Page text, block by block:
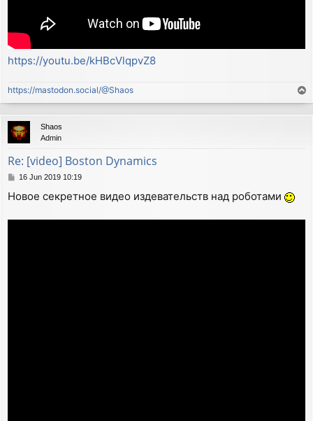
https://youtu.be/kHBcVlqpvZ8
https://mastodon.social/@Shaos
o
p
Shaos
Admin
Re: [video] Boston Dynamics
P
s
16 Jun 2019 10:19
Новое секретное видео издевательств над роботами